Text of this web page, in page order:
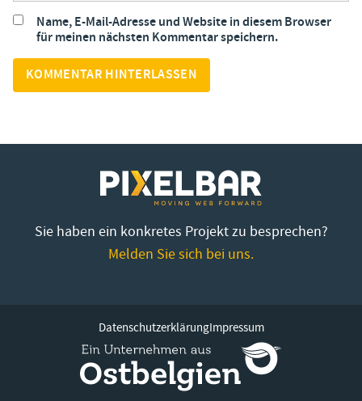
Name, E-Mail-Adresse und Website in diesem Browser
für meinen nächsten Kommentar speichern.
Sie haben ein konkretes Projekt zu besprechen?
Melden Sie sich bei uns.
DatenschutzerklärungImpressum